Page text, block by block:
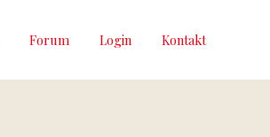
Forum Login Kontakt